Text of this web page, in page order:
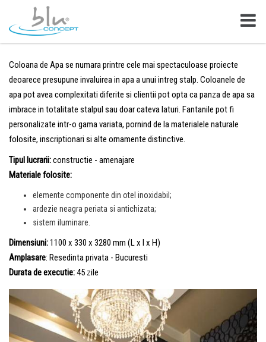
Coloana de Apa se numara printre cele mai spectaculoase proiecte
deoarece presupune invaluirea in apa a unui intreg stalp. Coloanele de
apa pot avea complexitati diferite si clientii pot opta ca panza de apa sa
imbrace in totalitate stalpul sau doar cateva laturi. Fantanile pot fi
personalizate intr-o gama variata, pornind de la materialele naturale
folosite, inscriptionari si alte ornamente distinctive.
Tipul lucrarii:constructie - amenajare
Materiale folosite:
elemente componente din otel inoxidabil;
ardezie neagra periata si antichizata;
sistem iluminare.
Dimensiuni:1100 x 330 x 3280 mm (L x l x H)
Amplasare: Resedinta privata - Bucuresti
Durata de executie:45 zile